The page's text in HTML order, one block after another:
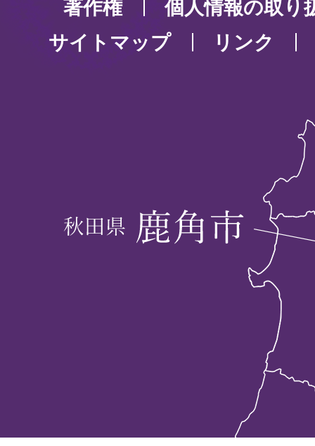
著作権
個人情報の取り
サイトマップ
リンク